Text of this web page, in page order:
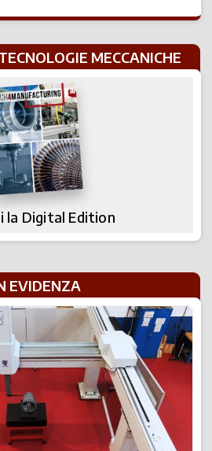
MECCANICHE
la Digital Edition
EVIDENZA